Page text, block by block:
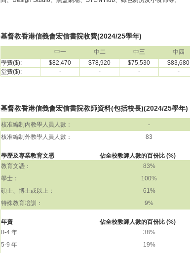
基督教香港信義會宏信書院收費(2024/25學年)
中一 中二 中三 中四
學費($):
$82,470 $78,920 $75,530 $83,680
堂費($):
- - - -
基督教香港信義會宏信書院教師資料(包括校長)(2024/25學年)
核准編制內教學人員人數：
-
核准編制外教學人員人數：
83
學歷及專業教育文憑
佔全校教師人數的百份比 (%)
教育文憑：
83%
學士：
100%
碩士、博士或以上：
61%
特殊教育培訓：
9%
年資
佔全校教師人數的百份比 (%)
0-4 年
38%
5-9 年
19%